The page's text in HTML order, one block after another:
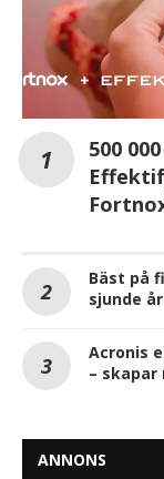
500
Bäst på
sjunde
Acronis
– skapar
ANNONS